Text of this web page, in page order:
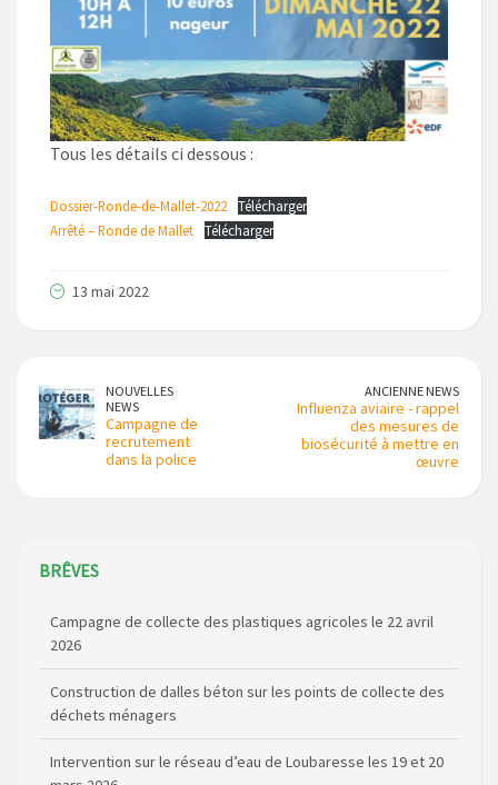
Tous les détails ci dessous :
Dossier-Ronde-de-Mallet-2022
Télécharger
Arrêté – Ronde de Mallet
Télécharger
13 mai 2022
NOUVELLES
NEWS
Campagne de
recrutement
dans la police
ANCIENNE NEWS
Influenza aviaire - rappel
des mesures de
biosécurité à mettre en
œuvre
BRÊVES
Campagne de collecte des plastiques agricoles le 22 avril
2026
Construction de dalles béton sur les points de collecte des
déchets ménagers
Intervention sur le réseau d’eau de Loubaresse les 19 et 20